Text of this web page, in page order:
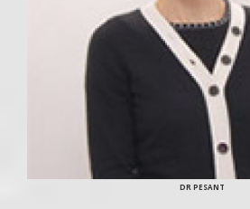
DR PESANT